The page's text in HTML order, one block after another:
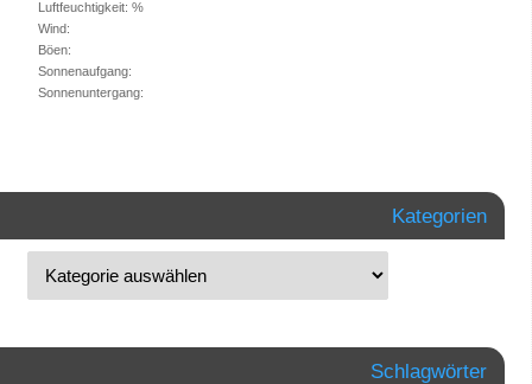
Luftfeuchtigkeit: %
Wind:
Böen:
Sonnenaufgang:
Sonnenuntergang:
Kategorien
Schlagwörter